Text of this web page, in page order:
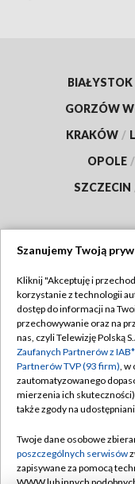
BIAŁYSTOK
GORZÓW
KRAKÓW /
OPOLE /
SZCZECIN
Abonament TVP
Emisja w TVP
Centrum informacji
Naziemna
Rada Programowa
System NOS
Szanujemy Twoją
Kliknij "Akceptuję i
korzystanie z technologii
dostęp do informacji na
przechowywanie oraz na
nas, czyli Telewizję Polską
Zaufanych Partnerów z
Partnerów TVP (93 firm), w
zautomatyzowanego
mierzenia ich
także zgody na
Twoje dane osobowe
poszczególnych serwisów
zapisywane za pomocą